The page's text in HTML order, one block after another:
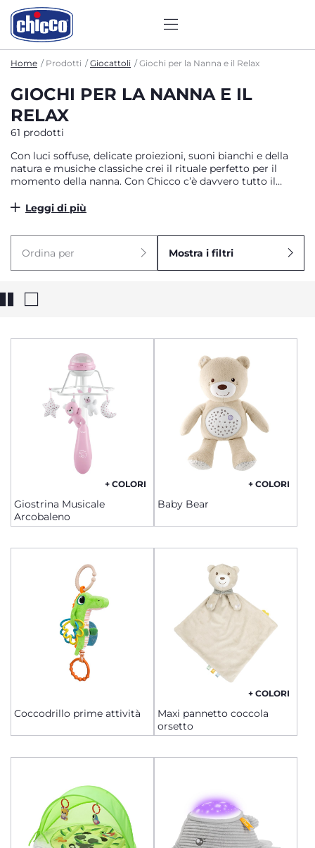
Home Prodotti Giocattoli Giochi per la Nanna e il Relax
GIOCHI PER LA NANNA E IL
RELAX
61 prodotti
Con luci soffuse, delicate proiezioni, suoni bianchi e della
natura e musiche classiche crei il rituale perfetto per il
momento della nanna. Con Chicco c’è davvero tutto il
magica in compagnia di morbidi amici e rilassanti melodie.
Leggi di più
Ordina per Mostra i filtri
+ COLORI
Giostrina Musicale
Arcobaleno
+ COLORI
Baby Bear
Coccodrillo prime attività
+ COLORI
Maxi pannetto coccola
orsetto